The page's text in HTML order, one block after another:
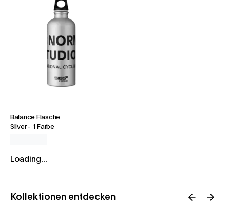
Balance Flasche
Silver- 1 Farbe
Loading...
Kollektionen entdecken